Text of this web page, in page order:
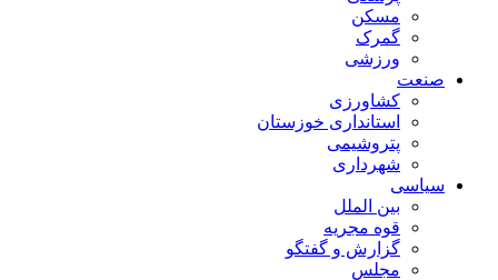
مسکن
گمرک
ورزشی
صنعت
کشاورزی
استانداری خوزستان
پتروشیمی
شهرداری
سیاسی
بین الملل
قوه مجریه
گزارش و گفتگو
مجلس